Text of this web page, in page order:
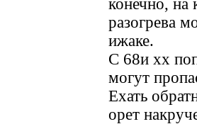
конечно, на
разогрева
ижаке.
С 68и хх
могут
Ехать
орет